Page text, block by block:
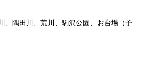
、隅田川、荒川、駒沢公園、お台場（予